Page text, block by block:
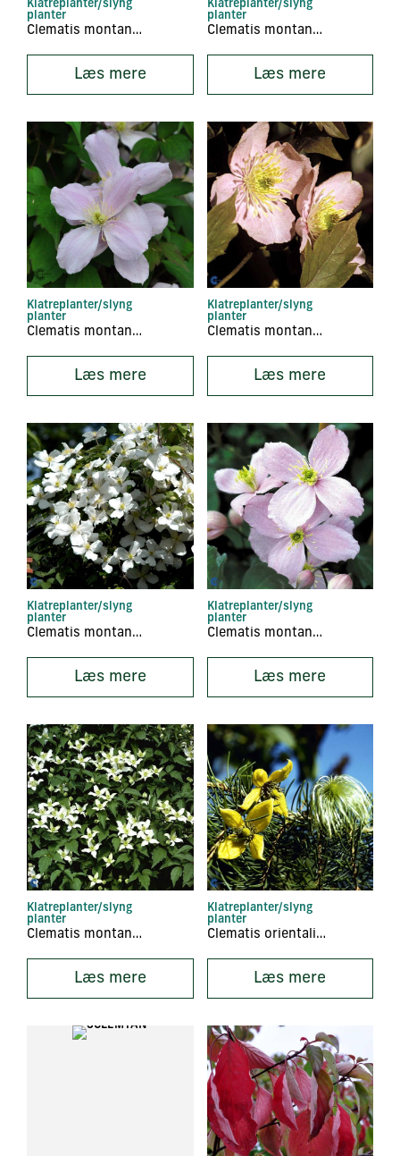
Klatreplanter/slyng
planter
Clematis montana ‘Mayleen’
Læs mere
Klatreplanter/slyng
planter
Clematis montana ‘Pink Perfection’
Læs mere
Klatreplanter/slyng
planter
Clematis montana ‘Rubens’
Læs mere
Klatreplanter/slyng
planter
Clematis montana ‘Tetrarose’
Læs mere
Klatreplanter/slyng
planter
Clematis montana ‘Van Gogh’
Læs mere
Klatreplanter/slyng
planter
Clematis montana ‘Vera’
Læs mere
Klatreplanter/slyng
planter
Clematis montana ‘Wilsonii’
Læs mere
Klatreplanter/slyng
planter
Clematis orientalis ‘Orange Peel’
Læs mere